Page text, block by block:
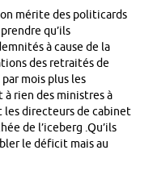
mérite des politicards
qu’ils
à cause de la
des retraités de
mois plus les
à rien des ministres à
les directeurs de cabinet
de l’iceberg .Qu’ils
le déficit mais au